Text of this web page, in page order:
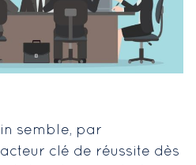
semble, par
clé de réussite dès